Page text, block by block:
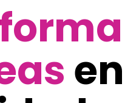
en